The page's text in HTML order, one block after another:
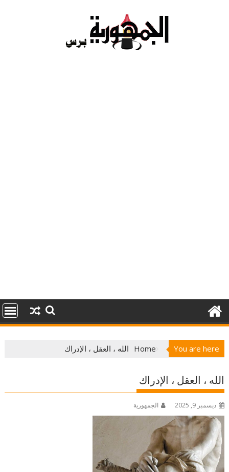
You are here
Home الله ، العقل ، الإدراك
الله ، العقل ، الإدراك
ديسمبر 9, 2025 الجمهورية